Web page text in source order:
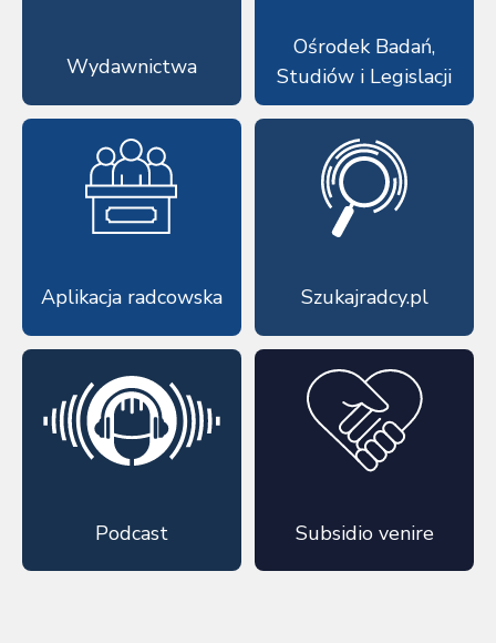
Wydawnictwa
Ośrodek Badań,
Studiów i Legislacji
Aplikacja radcowska Szukajradcy.pl
Podcast Subsidio venire